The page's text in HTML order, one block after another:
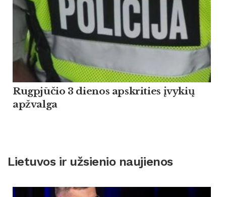
Rugpjūčio 3 dienos apskrities įvykių
apžvalga
Lietuvos ir užsienio naujienos